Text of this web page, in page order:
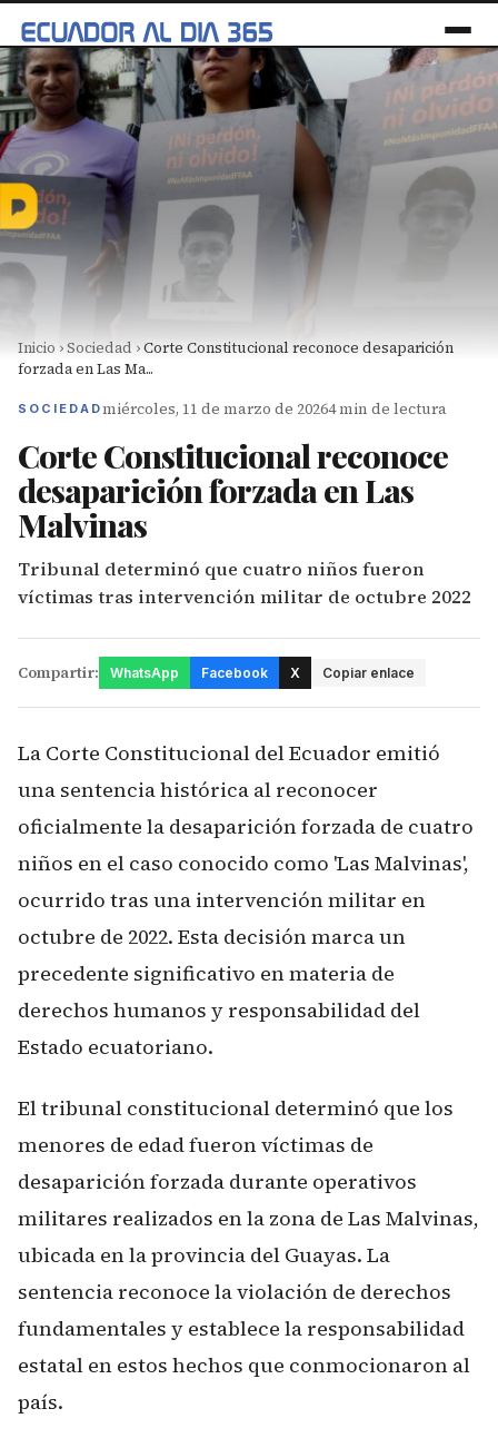
Inicio ›Sociedad ›Corte Constitucional reconoce desaparición
forzada en Las Ma...
SOCIEDADmiércoles, 11 de marzo de 20264 min de lectura
Corte Constitucional reconoce
desaparición forzada en Las
Malvinas
Tribunal determinó que cuatro niños fueron
víctimas tras intervención militar de octubre 2022
Compartir: WhatsApp Facebook X Copiar enlace
La Corte Constitucional del Ecuador emitió
una sentencia histórica al reconocer
oficialmente la desaparición forzada de cuatro
niños en el caso conocido como 'Las Malvinas',
ocurrido tras una intervención militar en
octubre de 2022. Esta decisión marca un
precedente significativo en materia de
derechos humanos y responsabilidad del
Estado ecuatoriano.
El tribunal constitucional determinó que los
menores de edad fueron víctimas de
desaparición forzada durante operativos
militares realizados en la zona de Las Malvinas,
ubicada en la provincia del Guayas. La
sentencia reconoce la violación de derechos
fundamentales y establece la responsabilidad
estatal en estos hechos que conmocionaron al
país.